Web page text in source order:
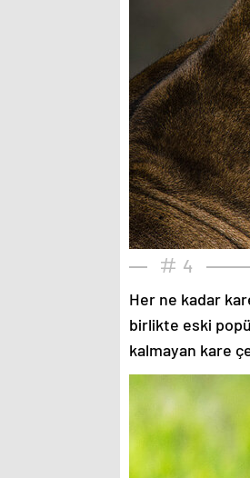
4
Her ne kadar
birlikte eski
kalmayan kare